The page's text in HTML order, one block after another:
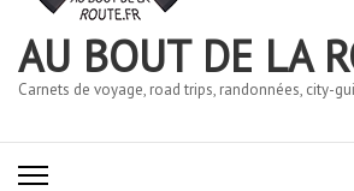
AU BOUT DE LA
Carnets de voyage, road trips, randonnées, city-